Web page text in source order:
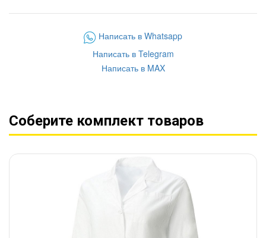
Написать в Whatsapp
Написать в Telegram
Написать в MAX
Соберите комплект товаров